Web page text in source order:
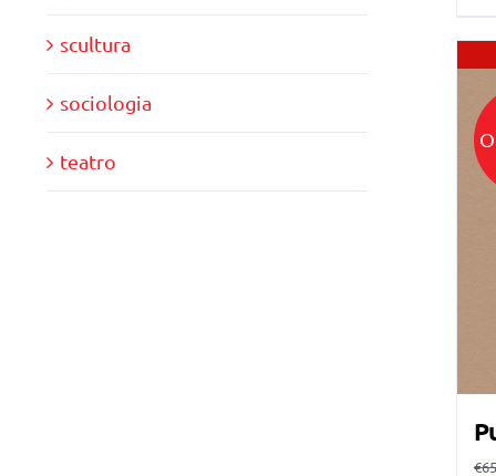
€
scultura
sociologia
teatro